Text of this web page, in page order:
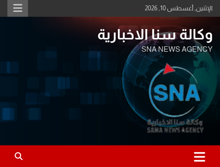
Skip
to
الإثنين, أغسطس 10, 2026
وكالة سنا الاخبارية
SNA NEWS AGENCY